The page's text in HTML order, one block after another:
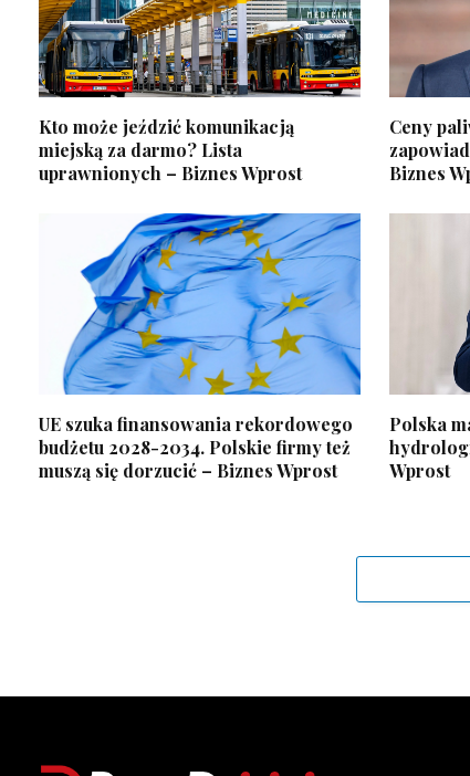
Kto może jeździć komunikacją
miejską za darmo? Lista
uprawnionych – Biznes Wprost
Ceny
Biznes
UE szuka finansowania rekordowego
budżetu 2028-2034. Polskie firmy też
muszą się dorzucić – Biznes Wprost
Polska
Wprost